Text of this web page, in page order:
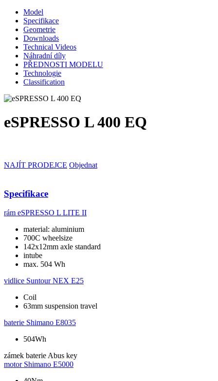
Model
Specifikace
Geometrie
Downloads
Technical Videos
Náhradní díly
PŘEDNOSTI MODELU
Technologie
Classification
eSPRESSO L 400 EQ
NAJÍT PRODEJCE Objednat
Specifikace
rám eSPRESSO L LITE II
material: aluminium
700C wheelsize
142x12mm axle standard
intube
max. 504 Wh
vidlice Suntour NEX E25
Coil
63mm suspension travel
baterie Shimano E8035
504Wh
zámek baterie Abus key
motor Shimano E5000